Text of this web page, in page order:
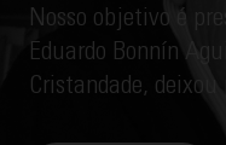
Nosso objetivo é
Eduardo Bonnín
Cristandade, deixou